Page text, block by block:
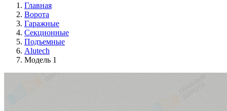
Главная
Ворота
Гаражные
Секционные
Подъемные
Alutech
Модель 1